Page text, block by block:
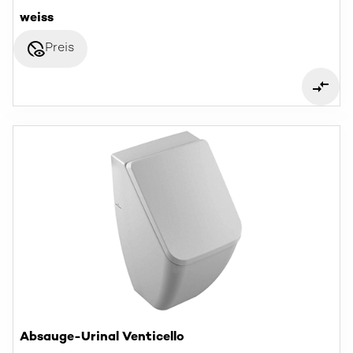
weiss
disabled_visiblePreis
Absauge-Urinal Venticello